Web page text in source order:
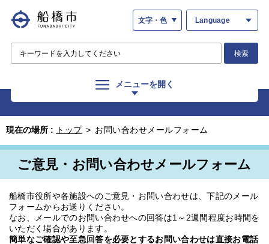
文字・色 Language
検索
メニューを開く
現在の場所 : トップ > お問い合わせメールフォーム
ご意見・お問い合わせメールフォーム
船橋市役所や各施設へのご意見・お問い合わせは、下記のメール
フォームからお送りください。
なお、メールでのお問い合わせへの回答は1～2週間程度お時間を
いただく場合があります。
簡単なご確認や至急回答を必要とするお問い合わせは直接お電話